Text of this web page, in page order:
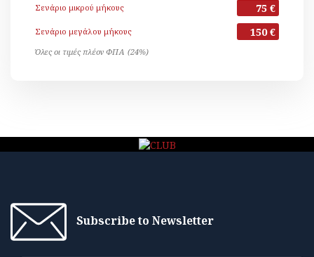
Σενάριο μικρού μήκους 75 €
Σενάριο μεγάλου μήκους 150 €
Όλες οι τιμές πλέον ΦΠΑ (24%)
Subscribe to Newsletter